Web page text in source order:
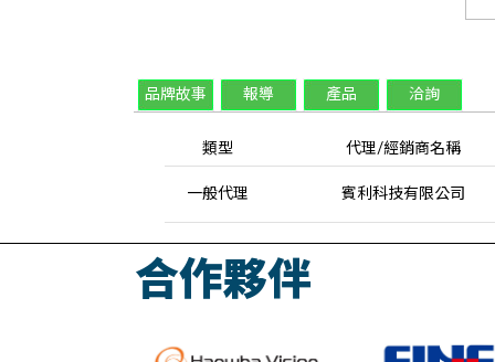
品牌故事 報導 產品 洽詢
類型 代理/經銷商名稱
一般代理 賓利科技有限公司
合作夥伴